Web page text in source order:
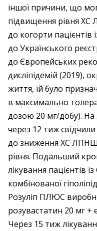
іншої причини, що
підвищення рівня ХС
до когорти пацієнтів
до Українського
до Європейських
дисліпідемій (2019),
життя, їй було
в максимально
дозою 20 мг/добу). На
через 12 тиж
до зниження ХС ЛПНЩ
рівня. Подальший
лікування пацієнтів
комбінованої
Розуліп ПЛЮС
розувастатин 20 мг +
Через 15 тиж